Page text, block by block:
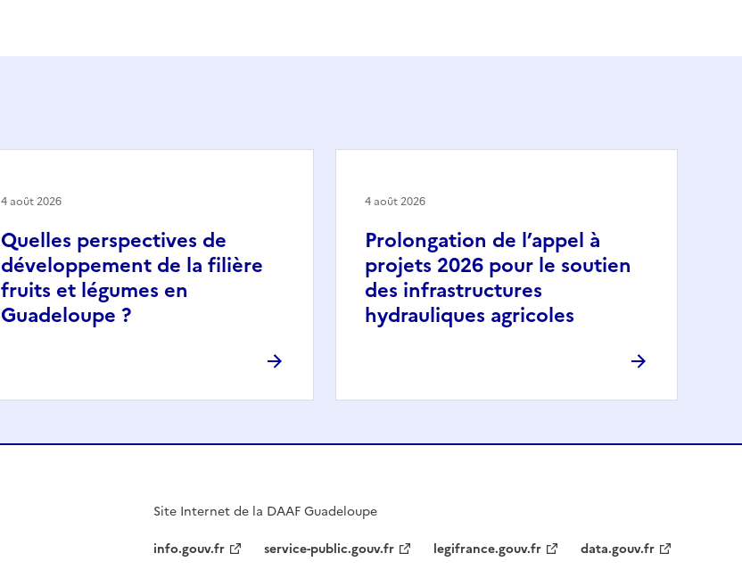
Quelles perspectives de
développement de la filière
fruits et légumes en
Guadeloupe ?
4 août 2026
Prolongation de l’appel à
projets 2026 pour le soutien
des infrastructures
hydrauliques agricoles
4 août 2026
Site Internet de la DAAF Guadeloupe
info.gouv.fr
service-public.gouv.fr legifrance.gouv.fr data.gouv.fr